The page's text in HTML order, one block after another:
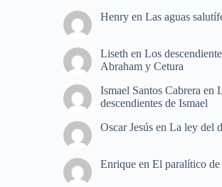
Henry enLas aguas
Liseth enLos
Abraham y Cetura
Ismael Santos Cabrera en
descendientes de Ismael
Oscar Jesús enLa ley del
Enrique enEl paralítico de